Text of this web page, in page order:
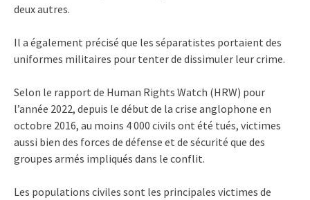
deux autres.
Il a également précisé que les séparatistes portaient des
uniformes militaires pour tenter de dissimuler leur crime.
Selon le rapport de Human Rights Watch (HRW) pour
l’année 2022, depuis le début de la crise anglophone en
octobre 2016, au moins 4 000 civils ont été tués, victimes
aussi bien des forces de défense et de sécurité que des
groupes armés impliqués dans le conflit.
Les populations civiles sont les principales victimes de